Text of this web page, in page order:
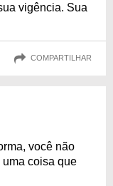
vigência. Sua
COMPARTILHAR
você não
uma coisa que